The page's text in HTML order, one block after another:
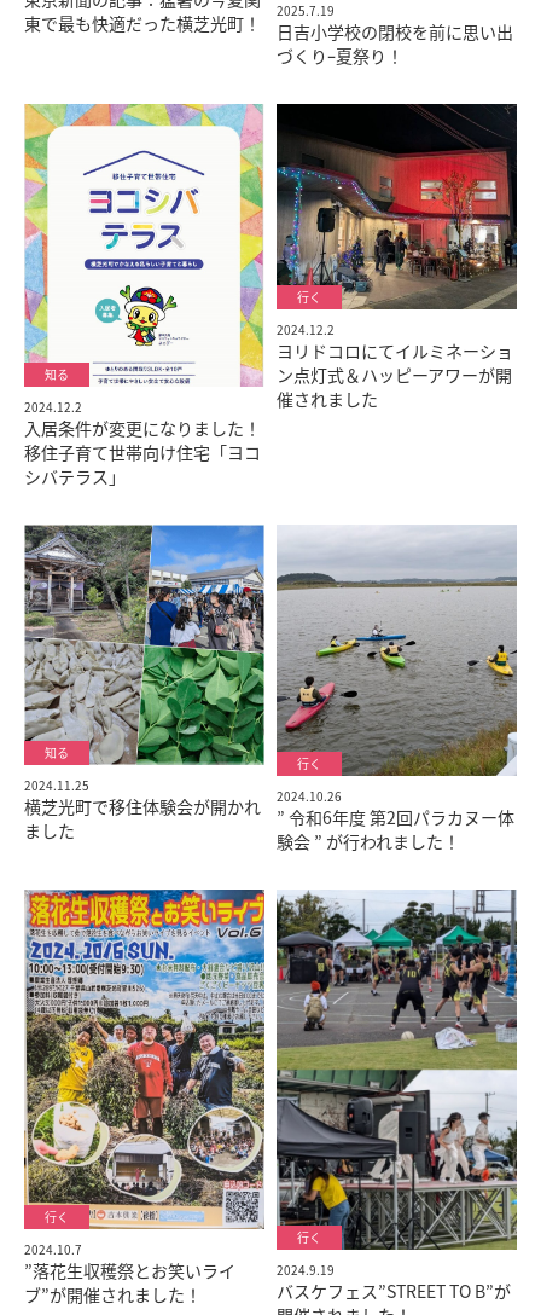
東で最も快適だった横芝光町！
2025.7.19
日吉小学校の閉校を前に思い出
づくりｰ夏祭り！
2024.12.2
入居条件が変更になりました！
移住子育て世帯向け住宅「ヨコ
シバテラス」
2024.12.2
ヨリドコロにてイルミネーショ
ン点灯式＆ハッピーアワーが開
催されました
2024.11.25
横芝光町で移住体験会が開かれ
ました
2024.10.26
” 令和6年度 第2回パラカヌー体
験会 ” が行われました！
2024.10.7
”落花生収穫祭とお笑いライ
ブ”が開催されました！
2024.9.19
バスケフェス”STREET TO B”が